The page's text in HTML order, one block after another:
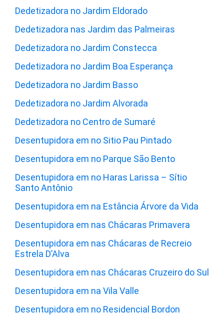
Dedetizadora no Jardim Eldorado
Dedetizadora nas Jardim das Palmeiras
Dedetizadora no Jardim Constecca
Dedetizadora no Jardim Boa Esperança
Dedetizadora no Jardim Basso
Dedetizadora no Jardim Alvorada
Dedetizadora no Centro de Sumaré
Desentupidora em no Sitio Pau Pintado
Desentupidora em no Parque São Bento
Desentupidora em no Haras Larissa – Sítio
Santo Antônio
Desentupidora em na Estância Árvore da Vida
Desentupidora em nas Chácaras Primavera
Desentupidora em nas Chácaras de Recreio
Estrela D’Alva
Desentupidora em nas Chácaras Cruzeiro do Sul
Desentupidora em na Vila Valle
Desentupidora em no Residencial Bordon